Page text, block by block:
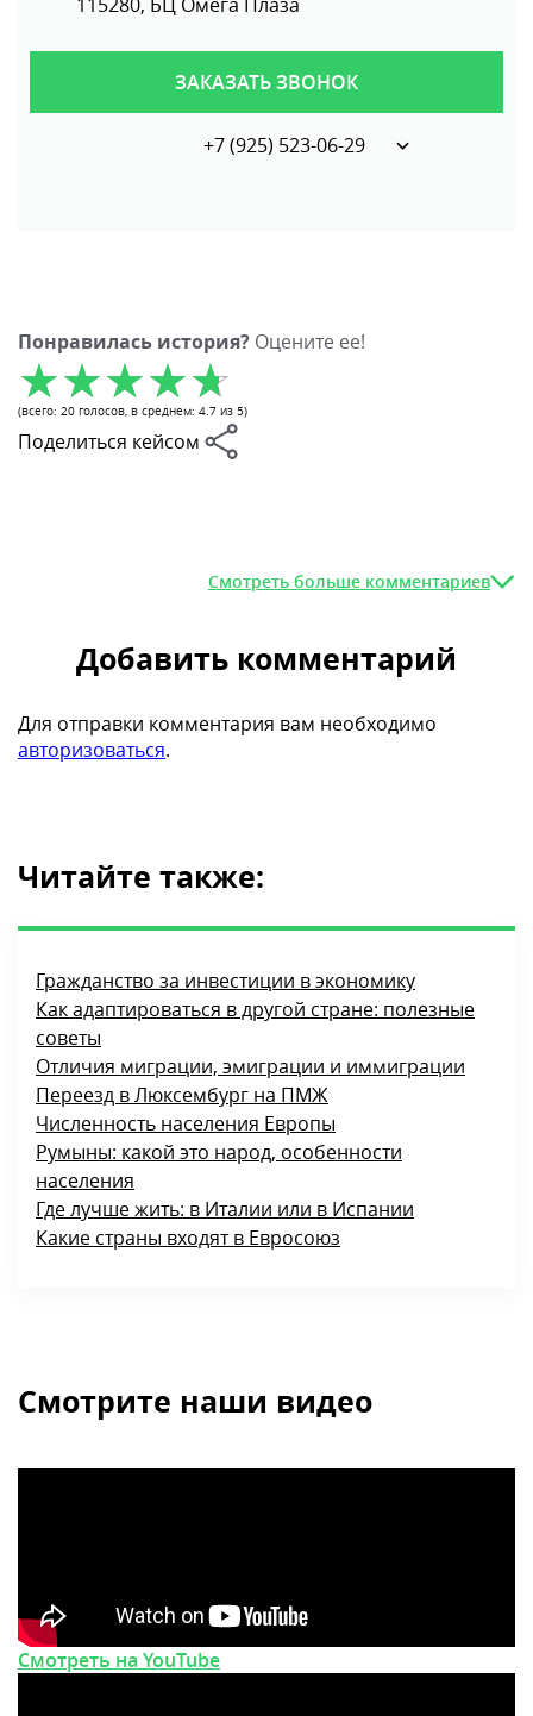
ЗАКАЗАТЬ ЗВОНОК
+7 (925) 523-06-29
Понравилась история? Оцените ее!
(всего: 20 голосов, в среднем: 4.7 из 5)
Поделиться кейсом
Смотреть больше комментариев
Добавить комментарий
Для отправки комментария вам необходимо
авторизоваться.
Читайте также:
Гражданство за инвестиции в экономику
Как адаптироваться в другой стране: полезные
советы
Отличия миграции, эмиграции и иммиграции
Переезд в Люксембург на ПМЖ
Численность населения Европы
Румыны: какой это народ, особенности
населения
Где лучше жить: в Италии или в Испании
Какие страны входят в Евросоюз
Смотрите наши видео
Смотреть на YouTube